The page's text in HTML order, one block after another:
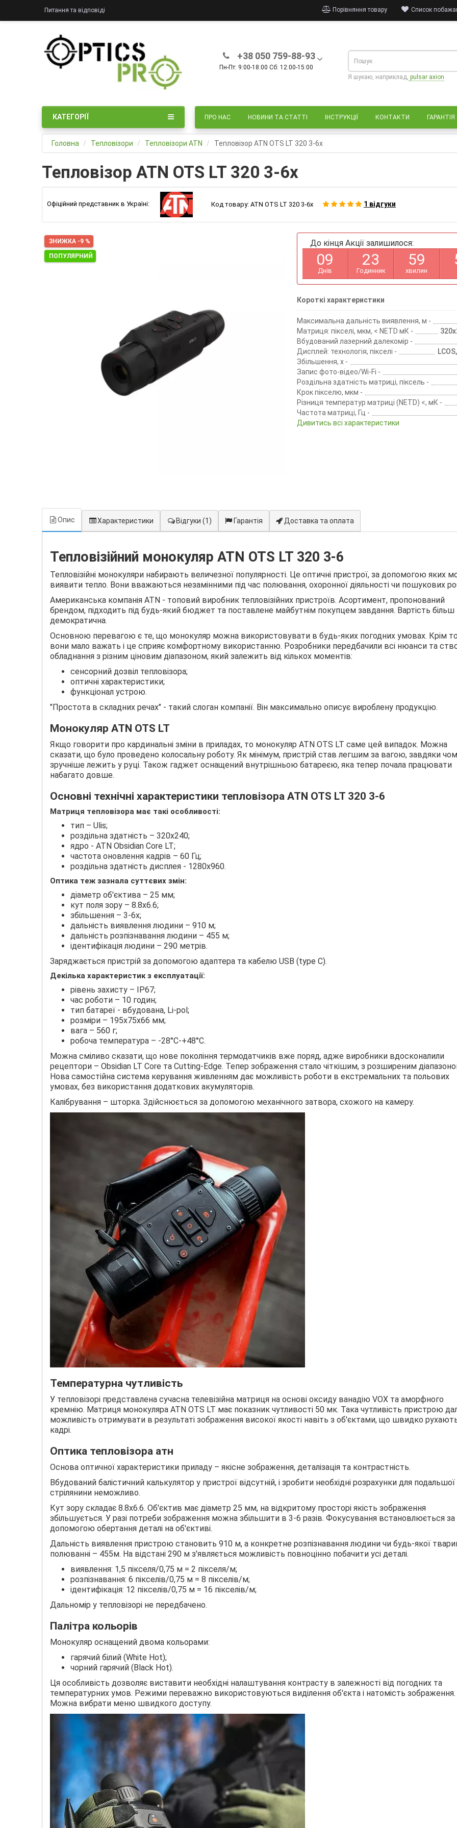
Питання та відповіді Список
Порівняння товару
+38 050 759-88-93
Пн-Пт: 9:00-18:00 Сб: 12:00-15:00
Я шукаю, наприклад, pulsar axion
ПРО НАС НОВИНИ ТА СТАТТІ ІНСТРУКЦІЇ КОНТАКТИ
КАТЕГОРІЇ
Головна Тепловізори Тепловізори ATN Тепловізор ATN OTS LT 320 3-6x
Тепловізор ATN OTS LT 320 3-6x
Офіційний представник в Україні: Код товару: ATN OTS LT 320 3-6x 1 відгуки
ЗНИЖКА -9 %
ПОПУЛЯРНИЙ
До кінця Акції залишилося:
09
Днів
23
Годинник
59
хвилин
Короткі характеристики
Максимальна дальність виявлення, м -
Матриця: пікселі, мкм, < NETD мК -
Вбудований лазерний далекомір -
Дисплей: технологія, пікселі -
Збільшення, х -
Запис фото-відео/Wi-Fi -
Роздільна здатність матриці, піксель -
Крок пікселю, мкм -
Різниця температур матриці (NETD) <, мК -
Частота матриці, Гц -
Дивитись всі характеристики
Опис Характеристики Відгуки (1) Гарантія Доставка та оплата
Тепловізійний монокуляр ATN OTS LT 320 3-6
Тепловізійні монокуляри набирають величезної популярності. Це оптичні пристрої, за допомогою яких
виявити тепло. Вони вважаються незамінними під час полювання, охоронної діяльності чи пошукових
Американська компанія ATN - топовий виробник тепловізійних пристроїв. Асортимент, пропонований
брендом, підходить під будь-який бюджет та поставлене майбутнім покупцем завдання. Вартість більш
демократична.
Основною перевагою є те, що монокуляр можна використовувати в будь-яких погодних умовах. Крім
вони мало важать і це сприяє комфортному використанню. Розробники передбачили всі нюанси та
обладнання з різним ціновим діапазоном, який залежить від кількох моментів:
сенсорний дозвіл тепловізора;
оптичні характеристики;
функціонал устрою.
"Простота в складних речах" - такий слоган компанії. Він максимально описує вироблену продукцію.
Монокуляр ATN OTS LT
Якщо говорити про кардинальні зміни в приладах, то монокуляр ATN OTS LT саме цей випадок. Можна
сказати, що було проведено колосальну роботу. Як мінімум, пристрій став легшим за вагою, завдяки
зручніше лежить у руці. Також гаджет оснащений внутрішньою батареєю, яка тепер почала працювати
набагато довше.
Основні технічні характеристики тепловізора ATN OTS LT 320 3-6
Матриця тепловізора має такі особливості:
тип – Ulis;
роздільна здатність – 320х240;
ядро - ATN Obsidian Core LT;
частота оновлення кадрів – 60 Гц;
роздільна здатність дисплея - 1280х960.
Оптика теж зазнала суттєвих змін:
діаметр об'єктива – 25 мм;
кут поля зору – 8.8х6.6;
збільшення – 3-6х;
дальність виявлення людини – 910 м;
дальність розпізнавання людини – 455 м;
ідентифікація людини – 290 метрів.
Заряджається пристрій за допомогою адаптера та кабелю USB (type C).
Декілька характеристик з експлуатації:
рівень захисту – IP67;
час роботи – 10 годин;
тип батареї - вбудована, Li-pol;
розміри – 195х75х66 мм;
вага – 560 г;
робоча температура – ​​-28°C-+48°C.
Можна сміливо сказати, що нове покоління термодатчиків вже поряд, адже виробники вдосконалили
рецептори – Obsidian LT Core та Cutting-Edge. Тепер зображення стало чіткішим, з розширеним
Нова самостійна система керування живленням дає можливість роботи в екстремальних та польових
умовах, без використання додаткових акумуляторів.
Калібрування – шторка. Здійснюється за допомогою механічного затвора, схожого на камеру.
Температурна чутливість
У тепловізорі представлена ​​сучасна телевізійна матриця на основі оксиду ванадію VOX та аморфного
кремнію. Матриця монокуляра ATN OTS LT має показник чутливості 50 мк. Така чутливість пристрою
можливість отримувати в результаті зображення високої якості навіть з об'єктами, що швидко
кадрі.
Оптика тепловізора атн
Основа оптичної характеристики приладу – якісне зображення, деталізація та контрастність.
Вбудований балістичний калькулятор у пристрої відсутній, і зробити необхідні розрахунки для подальшої
стрілянини неможливо.
Кут зору складає 8.8х6.6. Об'єктив має діаметр 25 мм, на відкритому просторі якість зображення
збільшується. У разі потреби зображення можна збільшити в 3-6 разів. Фокусування встановлюється за
допомогою обертання деталі на об'єктиві.
Дальність виявлення пристрою становить 910 м, а конкретне розпізнавання людини чи будь-якої
полюванні – 455м. На відстані 290 м з'являється можливість повноцінно побачити усі деталі.
виявлення: 1,5 пікселя/0,75 м = 2 пікселя/м;
розпізнавання: 6 пікселів/0,75 м = 8 пікселів/м;
ідентифікація: 12 пікселів/0,75 м = 16 пікселів/м;
Дальномір у тепловізорі не передбачено.
Палітра кольорів
Монокуляр оснащений двома кольорами:
гарячий білий (White Hot);
чорний гарячий (Black Hot).
Ця особливість дозволяє виставити необхідні налаштування контрасту в залежності від погодних та
температурних умов. Режими переважно використовуються виділення об'єкта і натомість зображення.
Можна вибрати меню швидкого доступу.